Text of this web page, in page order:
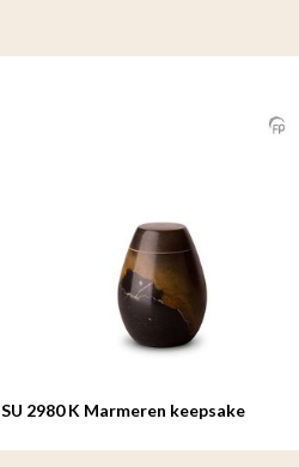
SU 2980 K Marmeren keepsake